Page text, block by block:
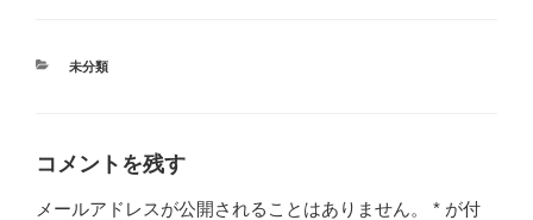
カ
ー
未分類
コメントを残す
メールアドレスが公開されることはありません。 * が付